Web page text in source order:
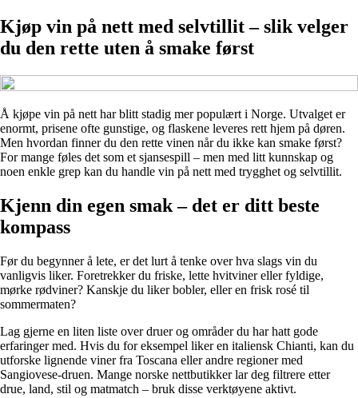
Kjøp vin på nett med selvtillit – slik velger
du den rette uten å smake først
Å kjøpe vin på nett har blitt stadig mer populært i Norge. Utvalget er
enormt, prisene ofte gunstige, og flaskene leveres rett hjem på døren.
Men hvordan finner du den rette vinen når du ikke kan smake først?
For mange føles det som et sjansespill – men med litt kunnskap og
noen enkle grep kan du handle vin på nett med trygghet og selvtillit.
Kjenn din egen smak – det er ditt beste
kompass
Før du begynner å lete, er det lurt å tenke over hva slags vin du
vanligvis liker. Foretrekker du friske, lette hvitviner eller fyldige,
mørke rødviner? Kanskje du liker bobler, eller en frisk rosé til
sommermaten?
Lag gjerne en liten liste over druer og områder du har hatt gode
erfaringer med. Hvis du for eksempel liker en italiensk Chianti, kan du
utforske lignende viner fra Toscana eller andre regioner med
Sangiovese-druen. Mange norske nettbutikker lar deg filtrere etter
drue, land, stil og matmatch – bruk disse verktøyene aktivt.